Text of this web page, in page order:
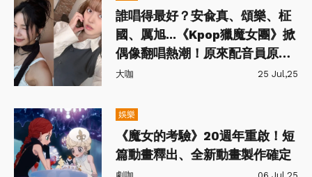
誰唱得最好？安兪真、頌樂、柾
國、厲旭...《Kpop獵魔女團》掀
偶像翻唱熱潮！原來配音員原唱
是他們！
大咖 25 Jul,25
娛樂
《魔女的考驗》20週年重啟！短
篇動畫釋出、全新動畫製作確定